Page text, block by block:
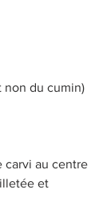
non du cumin)
carvi au centre
et